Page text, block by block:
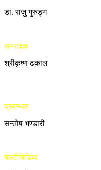
डा. राजु गुरुङ्ग
सम्पादक
श्रीकृष्ण ढकाल
प्रबन्धक
सन्तोष भण्डारी
मल्टीमिडिया